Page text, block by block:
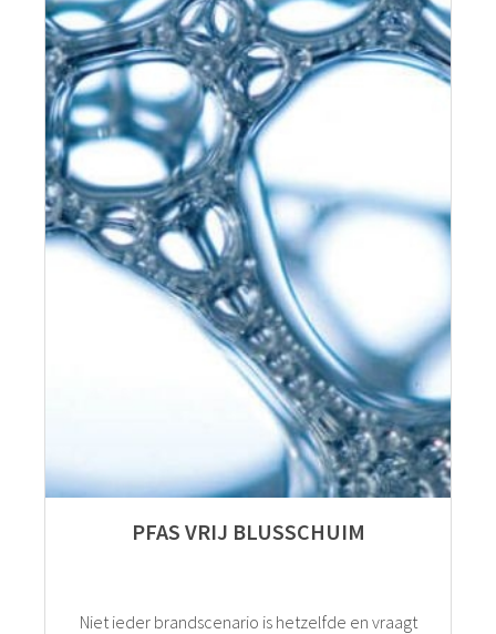
PFAS VRIJ BLUSSCHUIM
Niet ieder brandscenario is hetzelfde en vraagt